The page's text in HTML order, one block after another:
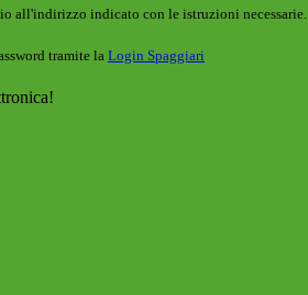
all'indirizzo indicato con le istruzioni necessarie.
tramite la Login Spaggiari